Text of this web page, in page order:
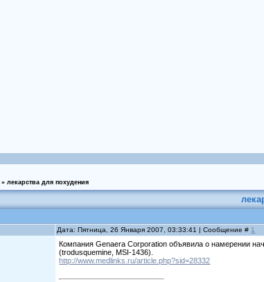
» лекарства для похудения
Дата: Пятница, 26 Января 2007, 03:33:41 | Сообщение # 1
Компания Genaera Corporation объявила о намерении
(trodusquemine, MSI-1436).
http://www.medlinks.ru/article.php?sid=28332